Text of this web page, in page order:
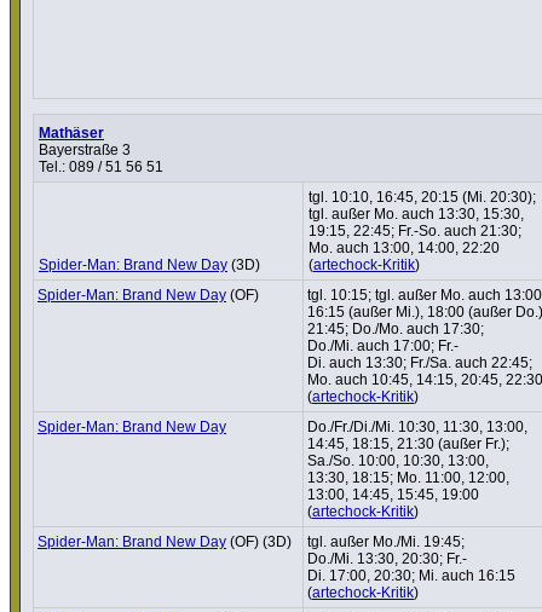
Mathäser
Bayerstraße 3
Tel.: 089 / 51 56 51
Spider-Man: Brand New Day (3D)
tgl. 10:10, 16:45, 20:15 (Mi. 20:30);
tgl. außer Mo. auch 13:30, 15:30,
19:15, 22:45; Fr.-So. auch 21:30;
Mo. auch 13:00, 14:00, 22:20
(artechock-Kritik)
Spider-Man: Brand New Day (OF)
tgl. 10:15; tgl. außer Mo. auch
16:15 (außer Mi.), 18:00 (außer
21:45; Do./Mo. auch 17:30;
Do./Mi. auch 17:00; Fr.-
Di. auch 13:30; Fr./Sa. auch 22:45;
Mo. auch 10:45, 14:15, 20:45, 22:30
(artechock-Kritik)
Spider-Man: Brand New Day
Do./Fr./Di./Mi. 10:30, 11:30, 13:00,
14:45, 18:15, 21:30 (außer Fr.);
Sa./So. 10:00, 10:30, 13:00,
13:30, 18:15; Mo. 11:00, 12:00,
13:00, 14:45, 15:45, 19:00
(artechock-Kritik)
Spider-Man: Brand New Day (OF) (3D)
tgl. außer Mo./Mi. 19:45;
Do./Mi. 13:30, 20:30; Fr.-
Di. 17:00, 20:30; Mi. auch 16:15
(artechock-Kritik)